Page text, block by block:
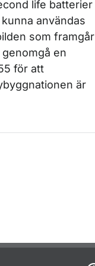
life batterier
användas
som framgår
en
för att
är